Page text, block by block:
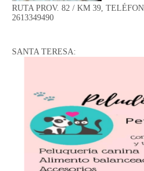
RUTA PROV. 82 / KM 39,
2613349490
SANTA TERESA: